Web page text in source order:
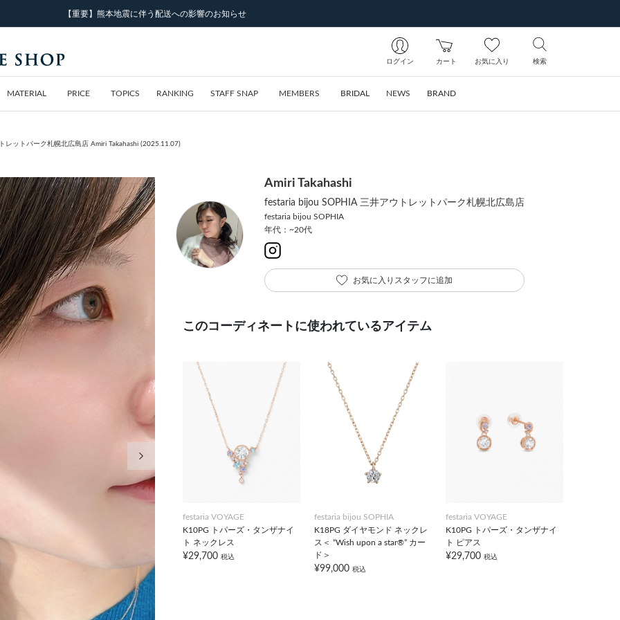
【重要】熊本地震に伴う配送への影響のお知らせ
ログイン カート お気に入り 検索
MATERIAL PRICE TOPICS RANKING STAFF SNAP MEMBERS BRIDAL NEWS BRAND
ットパーク札幌北広島店 Amiri Takahashi (2025.11.07)
Amiri Takahashi
festaria bijou SOPHIA 三井アウトレットパーク札幌北広島店
festaria bijou SOPHIA
年代：~20代
お気に入りスタッフに追加
このコーディネートに使われているアイテム
festaria VOYAGE
K10PG トパーズ・タンザナイ
ト ネックレス
¥29,700 税込
festaria bijou SOPHIA
K18PG ダイヤモンド ネックレ
ス＜ “Wish upon a star®” カー
ド＞
¥99,000 税込
festaria VOYAGE
K10PG トパーズ・タンザナイ
ト ピアス
¥29,700 税込